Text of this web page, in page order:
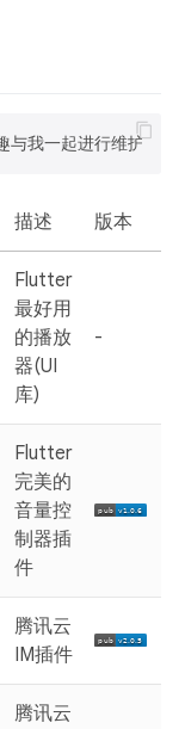
描述 版本
Flutter
最好用
的播放
器(UI
库)
-
Flutter
完美的
音量控
制器插
件
腾讯云
IM插件
腾讯云